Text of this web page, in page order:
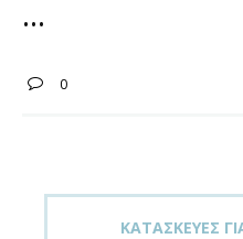
0
ΚΑΤΑΣΚΕΥΈΣ